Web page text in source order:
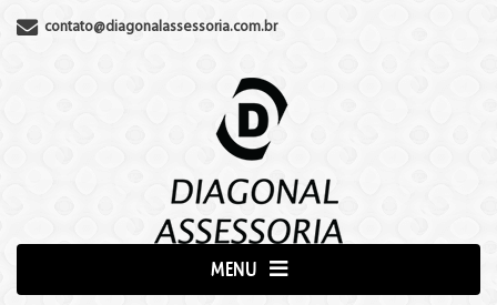
contato@diagonalassessoria.com.br
MENU